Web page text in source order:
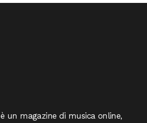
è un magazine di musica online,